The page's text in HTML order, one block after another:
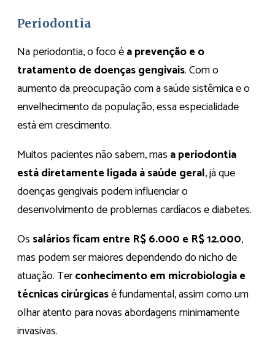
Periodontia
Na periodontia, o foco éa prevenção e o
tratamento de doenças gengivais. Com o
aumento da preocupação com a saúde sistêmica e o
envelhecimento da população, essa especialidade
está em crescimento.
Muitos pacientes não sabem, mas a periodontia
está diretamente ligada à saúde geral, já que
doenças gengivais podem influenciar o
desenvolvimento de problemas cardíacos e diabetes.
Os salários ficam entre R$ 6.000 e R$ 12.000,
mas podem ser maiores dependendo do nicho de
atuação. Terconhecimento em microbiologia e
técnicas cirúrgicasé fundamental, assim como um
olhar atento para novas abordagens minimamente
invasivas.